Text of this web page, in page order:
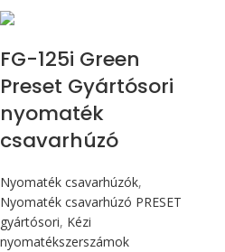
FG-125i Green
Preset Gyártósori
nyomaték
csavarhúzó
Nyomaték csavarhúzók,
Nyomaték csavarhúzó PRESET
gyártósori, Kézi
nyomatékszerszámok